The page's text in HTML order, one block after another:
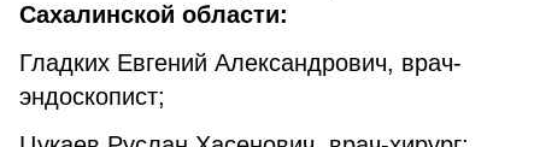
Сахалинской области:
Гладких Евгений Александрович, врач-
эндоскопист;